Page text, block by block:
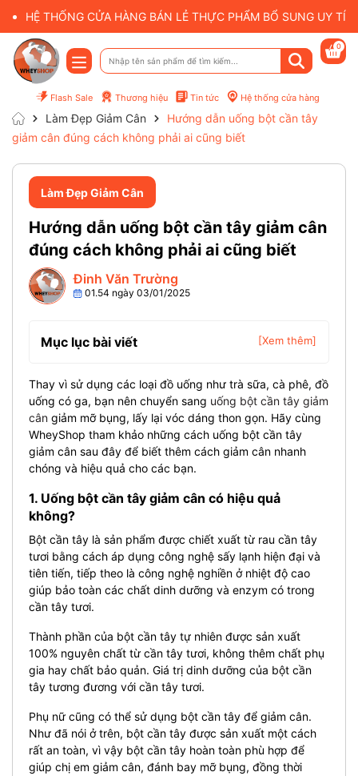
HỆ THỐNG CỬA HÀNG BÁN LẺ THỰC PHẨM BỔ SUNG UY
Flash Sale Thương hiệu Tin tức Hệ thống cửa hàng
0
Làm Đẹp Giảm Cân
Hướng dẫn uống bột cần tây
giảm cân đúng cách không phải ai cũng biết
Làm Đẹp Giảm Cân
Hướng dẫn uống bột cần tây giảm cân
đúng cách không phải ai cũng biết
Đinh Văn Trường
01.54 ngày 03/01/2025
Mục lục bài viết [Xem thêm]
Thay vì sử dụng các loại đồ uống như trà sữa, cà phê, đồ
uống có ga, bạn nên chuyển sang uống bột cần tây giảm
cân giảm mỡ bụng, lấy lại vóc dáng thon gọn. Hãy cùng
WheyShop tham khảo những cách uống bột cần tây
giảm cân sau đây để biết thêm cách giảm cân nhanh
chóng và hiệu quả cho các bạn.
1. Uống bột cần tây giảm cân có hiệu quả
không?
Bột cần tây là sản phẩm được chiết xuất từ ​​rau cần tây
tươi bằng cách áp dụng công nghệ sấy lạnh hiện đại và
tiên tiến, tiếp theo là công nghệ nghiền ở nhiệt độ cao
giúp bảo toàn các chất dinh dưỡng và enzym có trong
cần tây tươi.
Thành phần của bột cần tây tự nhiên được sản xuất
100% nguyên chất từ ​​cần tây tươi, không thêm chất phụ
gia hay chất bảo quản. Giá trị dinh dưỡng của bột cần
tây tương đương với cần tây tươi.
Phụ nữ cũng có thể sử dụng bột cần tây để giảm cân.
Như đã nói ở trên, bột cần tây được sản xuất một cách
rất an toàn, vì vậy bột cần tây hoàn toàn phù hợp để
giúp chị em giảm cân, đánh bay mỡ bụng, đồng thời